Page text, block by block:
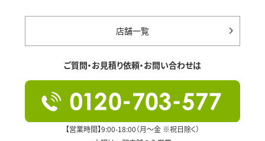
店舗一覧
ご質問・お見積り依頼・お問い合わせは
【営業時間】9:00-18:00（月～金 ※祝日除く）